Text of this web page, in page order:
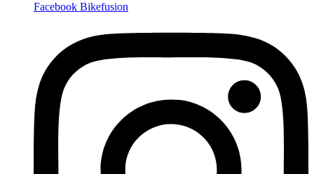
Facebook Bikefusion